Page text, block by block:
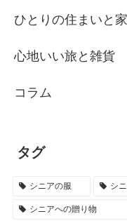
ひとりの住まいと
心地いい旅と雑貨
コラム
タグ
シニアの服 シ
シニアへの贈り物